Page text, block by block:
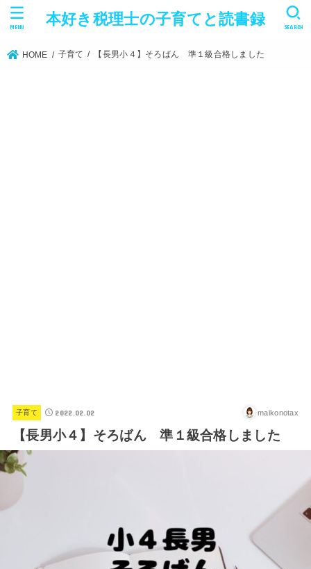
本好き税理士の子育てと読書録 SEARCH
MENU
HOME 子育て 【長男小４】そろばん 準１級合格しました
子育て 2022.02.02 maikonotax
【長男小４】そろばん 準１級合格しました